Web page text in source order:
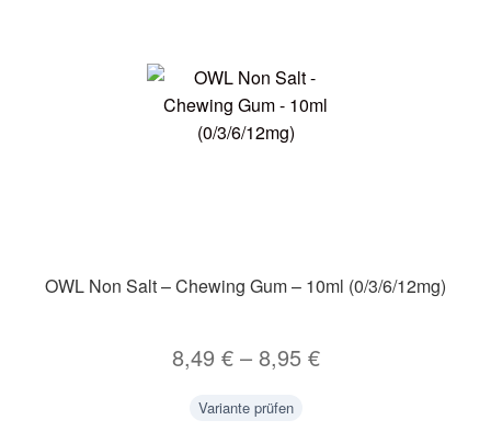
OWL Non Salt – Chewing Gum – 10ml (0/3/6/12mg)
8,49 €– 8,95 €
Variante prüfen